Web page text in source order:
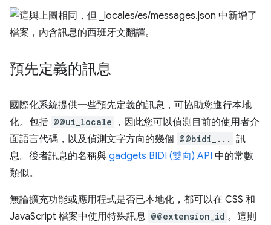
預先定義的訊息
國際化系統提供一些預先定義的訊息，可協助您進行本地
化。包括 @@ui_locale
，因此您可以偵測目前的使用者介
面語言代碼，以及偵測文字方向的幾個 @@bidi_... 訊
息。後者訊息的名稱與 gadgets BIDI (雙向) API 中的常數
類似。
無論擴充功能或應用程式是否已本地化，都可以在 CSS 和
JavaScript 檔案中使用特殊訊息 @@extension_id 。這則